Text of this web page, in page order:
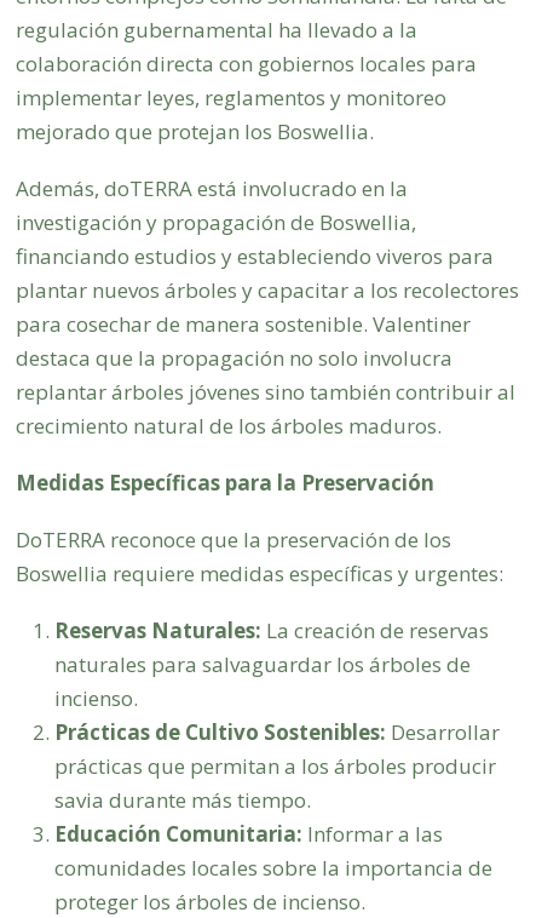
regulación gubernamental ha llevado a la
colaboración directa con gobiernos locales para
implementar leyes, reglamentos y monitoreo
mejorado que protejan los Boswellia.
Además, doTERRA está involucrado en la
investigación y propagación de Boswellia,
financiando estudios y estableciendo viveros para
plantar nuevos árboles y capacitar a los recolectores
para cosechar de manera sostenible. Valentiner
destaca que la propagación no solo involucra
replantar árboles jóvenes sino también contribuir al
crecimiento natural de los árboles maduros.
Medidas Específicas para la Preservación
DoTERRA reconoce que la preservación de los
Boswellia requiere medidas específicas y urgentes:
Reservas Naturales: La creación de reservas
naturales para salvaguardar los árboles de
incienso.
Prácticas de Cultivo Sostenibles: Desarrollar
prácticas que permitan a los árboles producir
savia durante más tiempo.
Educación Comunitaria: Informar a las
comunidades locales sobre la importancia de
proteger los árboles de incienso.